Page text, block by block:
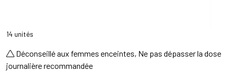
14 unités
Déconseillé aux femmes enceintes, Ne pas dépasser la dose
journalière recommandée